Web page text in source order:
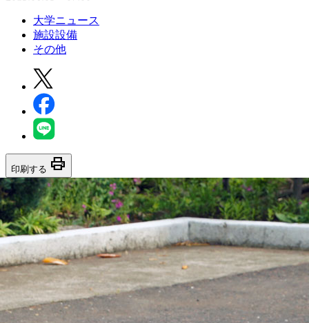
大学ニュース
施設設備
その他
印刷する print